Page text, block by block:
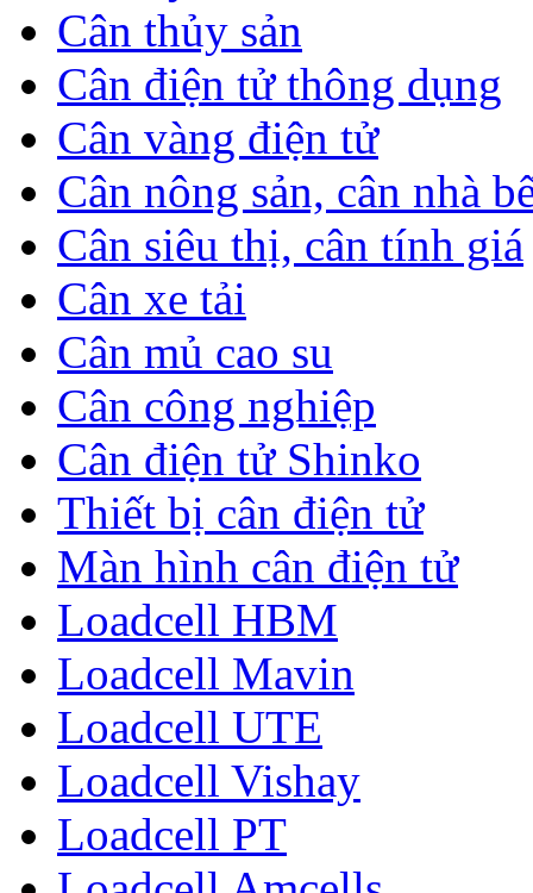
Cân thủy sản
Cân điện tử thông dụng
Cân vàng điện tử
Cân nông sản, cân nhà
Cân siêu thị, cân tính giá
Cân xe tải
Cân mủ cao su
Cân công nghiệp
Cân điện tử Shinko
Thiết bị cân điện tử
Màn hình cân điện tử
Loadcell HBM
Loadcell Mavin
Loadcell UTE
Loadcell Vishay
Loadcell PT